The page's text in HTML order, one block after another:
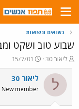
נשואים ונשואות
שבוע טוב ושקט
פ
ו
ת
ח
ה
ליאור 30
פ
ו
ר
ם
15/7/01
ל ליאור 30
New member